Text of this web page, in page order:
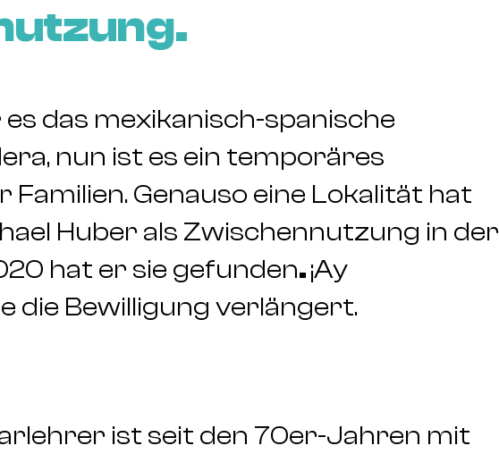
das mexikanisch-spanische
nun ist es ein temporäres
Genauso eine Lokalität hat
Huber als Zwischennutzung in der
hat er sie gefunden.¡Ay
die Bewilligung verlängert.
ist seit den 70er-Jahren mit